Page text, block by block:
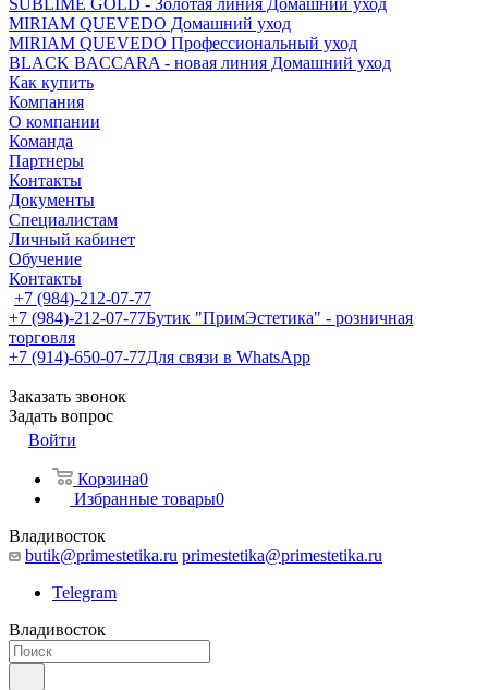
SUBLIME GOLD - Золотая линия Домашний уход
MIRIAM QUEVEDO Домашний уход
MIRIAM QUEVEDO Профессиональный уход
BLACK BACCARA - новая линия Домашний уход
Как купить
Компания
О компании
Команда
Партнеры
Контакты
Документы
Специалистам
Личный кабинет
Обучение
Контакты
+7 (984)-212-07-77
+7 (984)-212-07-77Бутик "ПримЭстетика" - розничная
торговля
+7 (914)-650-07-77Для связи в WhatsApp
Заказать звонок
Задать вопрос
Войти
Корзина0
Избранные товары0
Владивосток
butik@primestetika.ru primestetika@primestetika.ru
Telegram
Владивосток